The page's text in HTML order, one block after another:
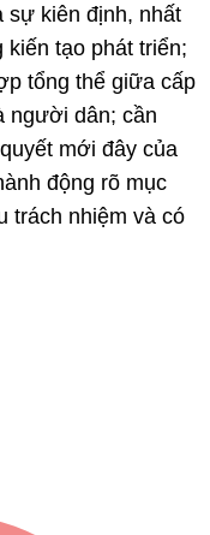
sự kiên định, nhất
tạo phát triển;
tổng thể giữa cấp
người dân; cần
mới đây của
động rõ mục
trách nhiệm và có